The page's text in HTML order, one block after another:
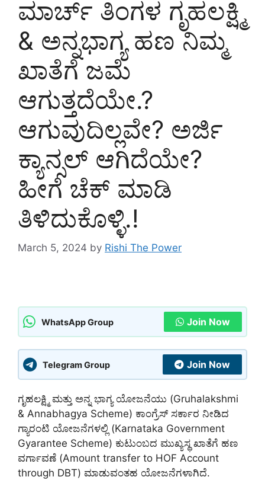
ಮಾರ್ಚ್ ತಿಂಗಳ ಗೃಹಲಕ್ಷ್ಮಿ
& ಅನ್ನಭಾಗ್ಯ ಹಣ ನಿಮ್ಮ
ಖಾತೆಗೆ ಜಮೆ
ಆಗುತ್ತದೆಯೇ.?
ಆಗುವುದಿಲ್ಲವೇ? ಅರ್ಜಿ
ಕ್ಯಾನ್ಸಲ್ ಆಗಿದೆಯೇ?
ಹೀಗೆ ಚೆಕ್ ಮಾಡಿ
ತಿಳಿದುಕೊಳ್ಳಿ.!
March 5, 2024 by Rishi The Power
WhatsApp Group Join Now
Telegram Group Join Now
ಗೃಹಲಕ್ಷ್ಮಿ ಮತ್ತು ಅನ್ನ ಭಾಗ್ಯ ಯೋಜನೆಯು (Gruhalakshmi
& Annabhagya Scheme) ಕಾಂಗ್ರೆಸ್ ಸರ್ಕಾರ ನೀಡಿದ
ಗ್ಯಾರಂಟಿ ಯೋಜನೆಗಳಲ್ಲಿ (Karnataka Government
Gyarantee Scheme) ಕುಟುಂಬದ ಮುಖ್ಯಸ್ಥ ಖಾತೆಗೆ ಹಣ
ವರ್ಗಾವಣೆ (Amount transfer to HOF Account
through DBT) ಮಾಡುವಂತಹ ಯೋಜನೆಗಳಾಗಿದೆ.